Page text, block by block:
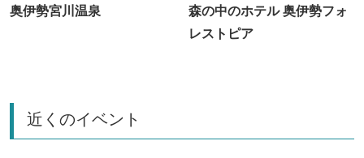
奥伊勢宮川温泉
森の中のホテル 奥伊勢フォ
レストピア
近くのイベント